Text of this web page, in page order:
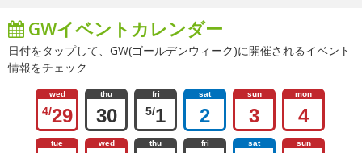
GWイベントカレンダー
日付をタップして、GW(ゴールデンウィーク)に開催されるイベント
情報をチェック
wed
4/29
thu
30
fri
5/1
sat
2
sun
3
mon
4
tue wed thu fri sat sun